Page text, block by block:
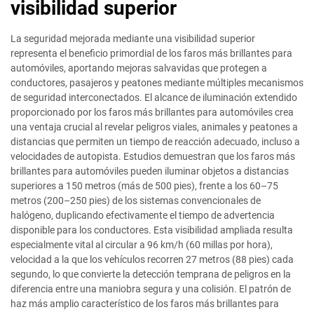
visibilidad superior
La seguridad mejorada mediante una visibilidad superior
representa el beneficio primordial de los faros más brillantes para
automóviles, aportando mejoras salvavidas que protegen a
conductores, pasajeros y peatones mediante múltiples mecanismos
de seguridad interconectados. El alcance de iluminación extendido
proporcionado por los faros más brillantes para automóviles crea
una ventaja crucial al revelar peligros viales, animales y peatones a
distancias que permiten un tiempo de reacción adecuado, incluso a
velocidades de autopista. Estudios demuestran que los faros más
brillantes para automóviles pueden iluminar objetos a distancias
superiores a 150 metros (más de 500 pies), frente a los 60–75
metros (200–250 pies) de los sistemas convencionales de
halógeno, duplicando efectivamente el tiempo de advertencia
disponible para los conductores. Esta visibilidad ampliada resulta
especialmente vital al circular a 96 km/h (60 millas por hora),
velocidad a la que los vehículos recorren 27 metros (88 pies) cada
segundo, lo que convierte la detección temprana de peligros en la
diferencia entre una maniobra segura y una colisión. El patrón de
haz más amplio característico de los faros más brillantes para